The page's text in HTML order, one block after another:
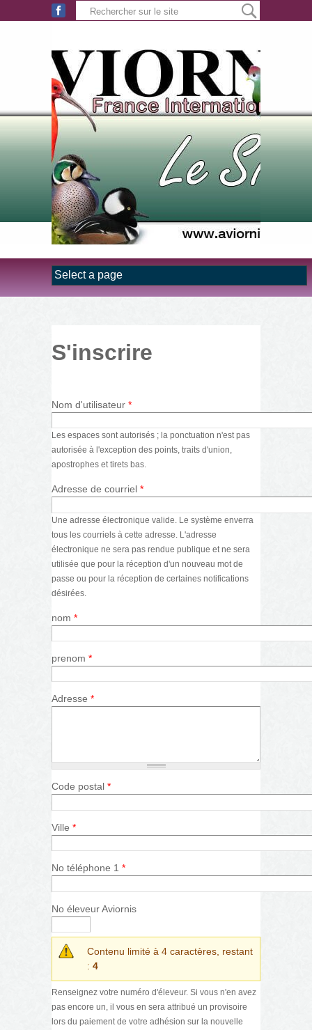
Aller au contenu principal
S'inscrire
Nom d'utilisateur *
Les espaces sont autorisés ; la ponctuation n'est pas
autorisée à l'exception des points, traits d'union,
apostrophes et tirets bas.
Adresse de courriel *
Une adresse électronique valide. Le système enverra
tous les courriels à cette adresse. L'adresse
électronique ne sera pas rendue publique et ne sera
utilisée que pour la réception d'un nouveau mot de
passe ou pour la réception de certaines notifications
désirées.
nom *
prenom *
Adresse *
Code postal *
Ville *
No téléphone 1 *
No éleveur Aviornis
Contenu limité à 4 caractères, restant
: 4
Renseignez votre numéro d'éleveur. Si vous n'en avez
pas encore un, il vous en sera attribué un provisoire
lors du paiement de votre adhésion sur la nouvelle